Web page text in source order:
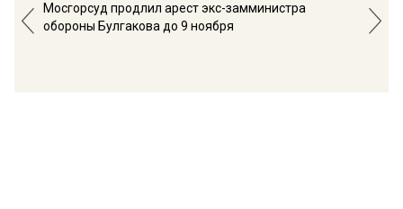
Мосгорсуд продлил арест экс-замминистра
обороны Булгакова до 9 ноября